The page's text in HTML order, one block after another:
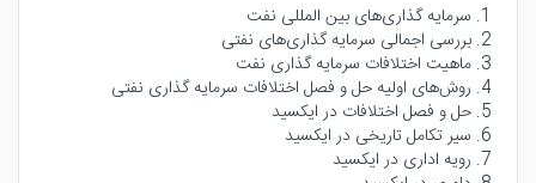
1. سرمایه گذاری‌های بین المللی نفت
2. بررسی اجمالی سرمایه گذاری‌های نفتی
3. ماهیت اختلافات سرمایه گذاری نفت
4. روش‌های اولیه حل و فصل اختلافات سرمایه گذاری نفتی
5. حل و فصل اختلافات در ایکسید
6. سیر تکامل تاریخی در ایکسید
7. رویه اداری در ایکسید